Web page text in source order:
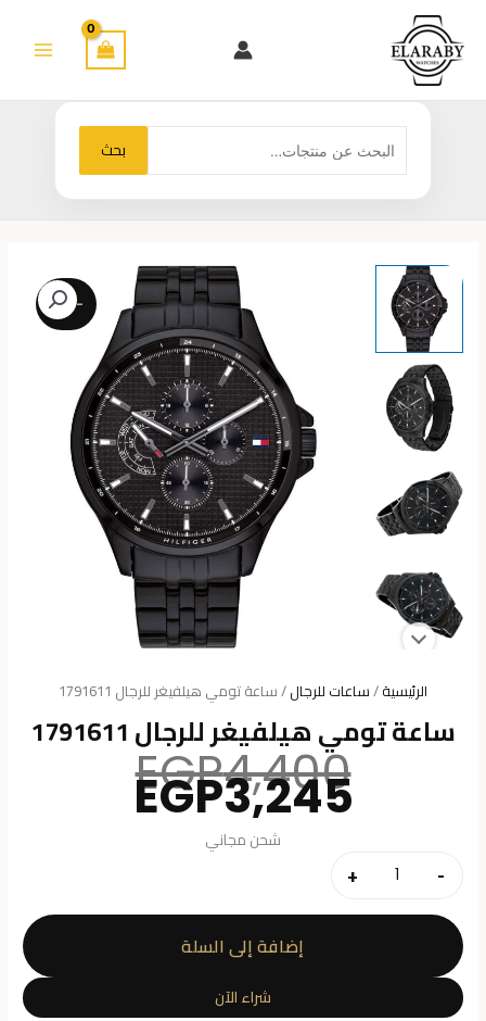
المحتوى
البحث
عن:
بحث
-26%
الرئيسية/ساعات للرجال/ ساعة تومي هيلفيغر للرجال 1791611
ساعة تومي هيلفيغر للرجال 1791611
EGP4,400 السعر
الأصليEGP3,245
شحن مجاني
-
كمية
ساعة
تومي
هيلفيغر
للرجال
1791611
+
إضافة إلى السلة
شراء الآن